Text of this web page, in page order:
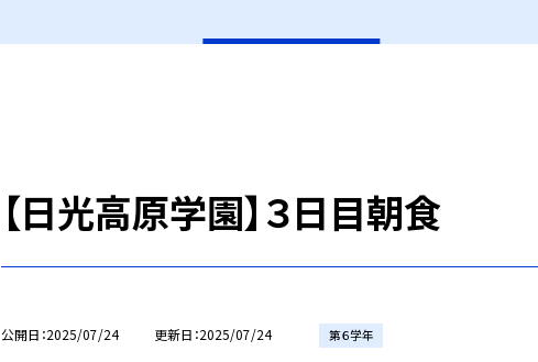
【日光高原学園】３日目朝食
公開日 2025/07/24 更新日 2025/07/24 第６学年